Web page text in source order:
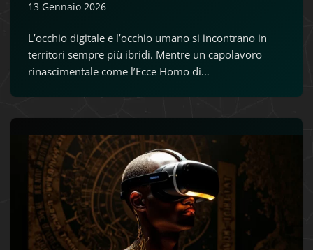
13 Gennaio 2026
L’occhio digitale e l’occhio umano si incontrano in
territori sempre più ibridi. Mentre un capolavoro
rinascimentale come l’Ecce Homo di…